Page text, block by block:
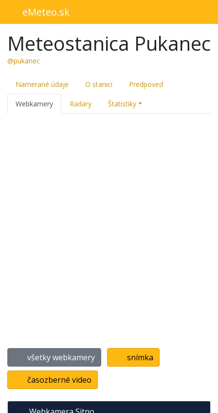
eMeteo.sk
Meteostanica Pukanec
@pukanec
Namerané údaje O stanici Predpoveď
Webkamery Radary Štatistiky
všetky webkamery snímka
časozberné video